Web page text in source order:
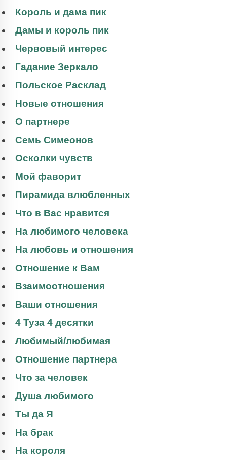
Король и дама пик
Дамы и король пик
Червовый интерес
Гадание Зеркало
Польское Расклад
Новые отношения
О партнере
Семь Симеонов
Осколки чувств
Мой фаворит
Пирамида влюбленных
Что в Вас нравится
На любимого человека
На любовь и отношения
Отношение к Вам
Взаимоотношения
Ваши отношения
4 Туза 4 десятки
Любимый/любимая
Отношение партнера
Что за человек
Душа любимого
Ты да Я
На брак
На короля